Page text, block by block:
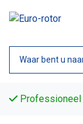
Professioneel